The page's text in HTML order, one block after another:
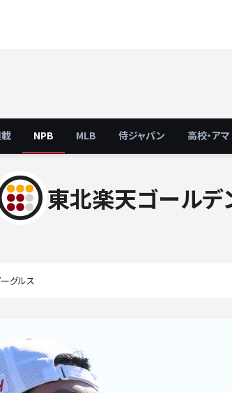
載 NPB MLB 侍ジャパン 高校・アマ
東北楽天ゴールデ
グルス